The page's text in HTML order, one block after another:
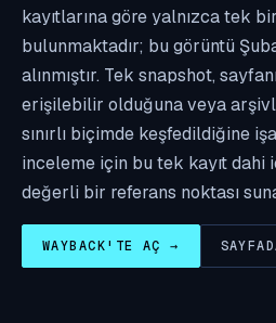
kayıtlarına göre yalnızca tek
bulunmaktadır; bu görüntü
alınmıştır. Tek snapshot,
erişilebilir olduğuna veya
sınırlı biçimde keşfedildiğine
inceleme için bu tek kayıt dahi
değerli bir referans noktası
WAYBACK'TE AÇ →